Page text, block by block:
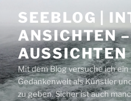
Inhalt
springen
SEEBLOG |
ANSICHTEN
AUSSICHTEN
Mit dem Blog versuche ich
Gedankenwelt als Künstler
zu geben. Sicher ist auch